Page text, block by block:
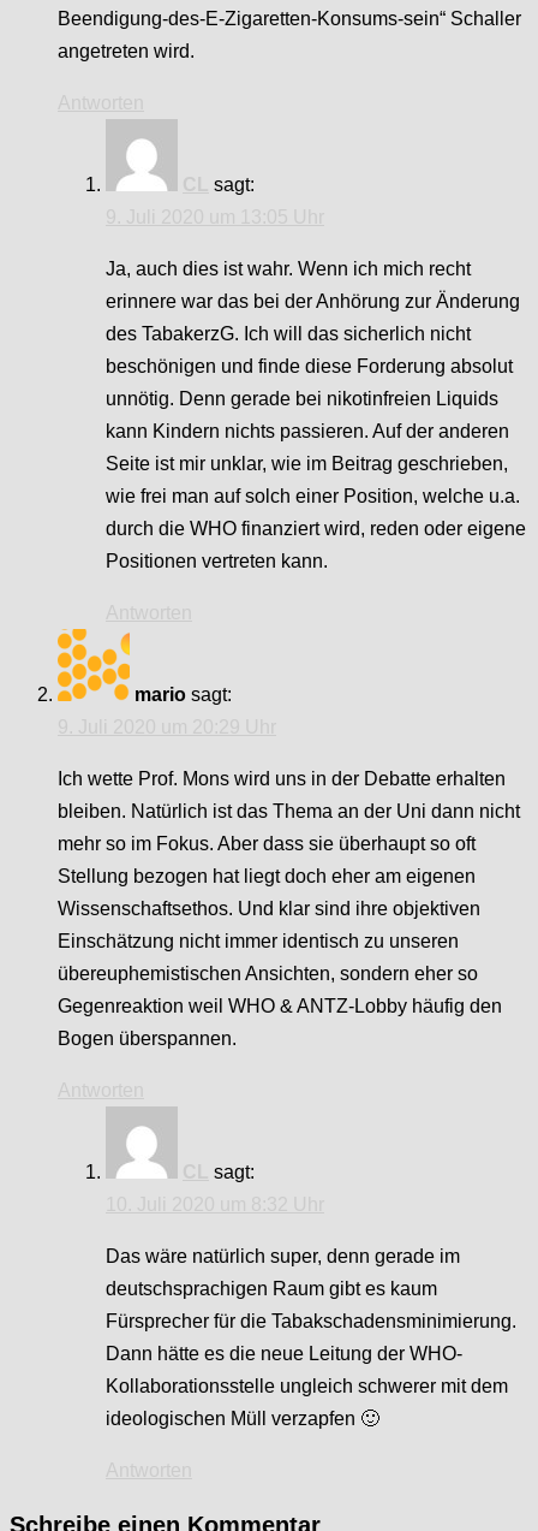
Beendigung-des-E-Zigaretten-Konsums-sein“ Schaller
angetreten wird.
sagt:
Ja, auch dies ist wahr. Wenn ich mich recht
erinnere war das bei der Anhörung zur Änderung
des TabakerzG. Ich will das sicherlich nicht
beschönigen und finde diese Forderung absolut
unnötig. Denn gerade bei nikotinfreien Liquids
kann Kindern nichts passieren. Auf der anderen
Seite ist mir unklar, wie im Beitrag geschrieben,
wie frei man auf solch einer Position, welche u.a.
durch die WHO finanziert wird, reden oder eigene
Positionen vertreten kann.
mario sagt:
Ich wette Prof. Mons wird uns in der Debatte erhalten
bleiben. Natürlich ist das Thema an der Uni dann nicht
mehr so im Fokus. Aber dass sie überhaupt so oft
Stellung bezogen hat liegt doch eher am eigenen
Wissenschaftsethos. Und klar sind ihre objektiven
Einschätzung nicht immer identisch zu unseren
übereuphemistischen Ansichten, sondern eher so
Gegenreaktion weil WHO & ANTZ-Lobby häufig den
Bogen überspannen.
sagt:
Das wäre natürlich super, denn gerade im
deutschsprachigen Raum gibt es kaum
Fürsprecher für die Tabakschadensminimierung.
Dann hätte es die neue Leitung der WHO-
Kollaborationsstelle ungleich schwerer mit dem
ideologischen Müll verzapfen 🙂
Schreibe einen Kommentar